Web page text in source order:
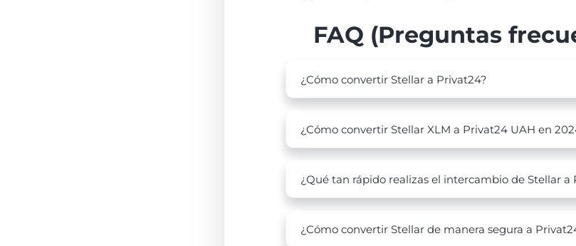
FAQ (Preguntas
¿Cómo convertir Stellar a Privat24?
¿Cómo convertir Stellar XLM a Privat24 UAH en
¿Qué tan rápido realizas el intercambio de Stellar a
¿Cómo convertir Stellar de manera segura a